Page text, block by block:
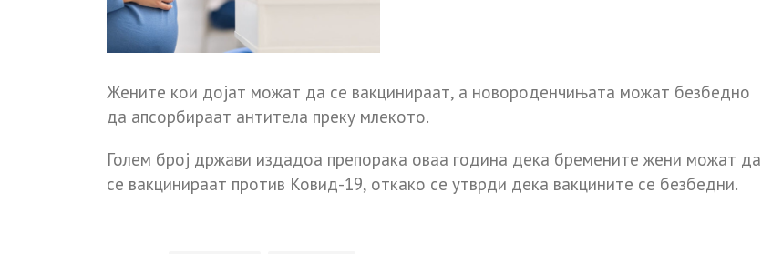
Жените кои дојат можат да се вакцинираат, а новороденчињата можат безбедно
да апсорбираат антитела преку млекото.
Голем број држави издадоа препорака оваа година дека бремените жени можат да
се вакцинираат против Ковид-19, откако се утврди дека вакцините се безбедни.